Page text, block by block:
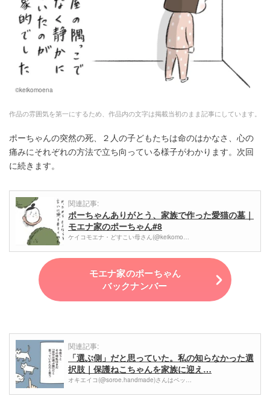
©keikomoena
作品の雰囲気を第一にするため、作品内の文字は掲載当初のまま記事にしています。
ポーちゃんの突然の死、２人の子どもたちは命のはかなさ、心の
痛みにそれぞれの方法で立ち向っている様子がわかります。次回
に続きます。
関連記事:
ポーちゃんありがとう、家族で作った愛猫の墓｜
モエナ家のポーちゃん#8
ケイコモエナ・どすこい母さん(@keikomo…
モエナ家のポーちゃん
バックナンバー
関連記事:
「選ぶ側」だと思っていた。私の知らなかった選
択肢｜保護ねこちゃんを家族に迎え…
オキエイコ(@soroe.handmade)さんはペッ…